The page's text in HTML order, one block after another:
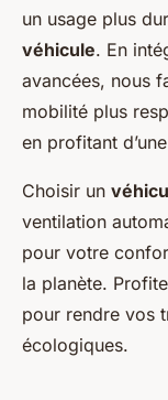
un usage plus
véhicule. En
avancées, nous
mobilité plus
en profitant
Choisir un
ventilation
pour votre
la planète.
pour rendre vos
écologiques.